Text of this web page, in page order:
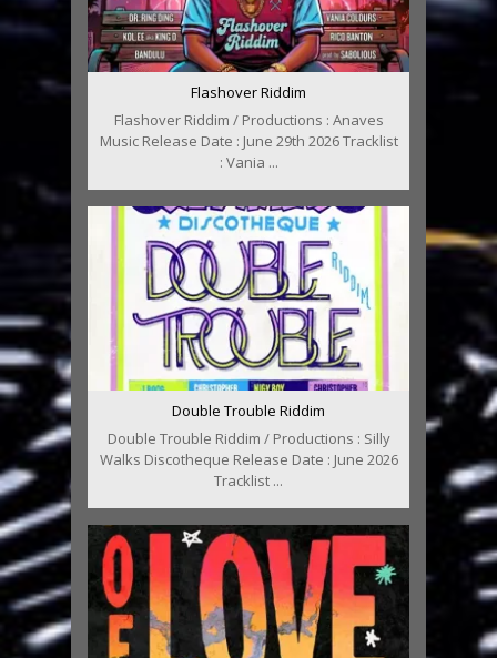
Flashover Riddim
Flashover Riddim / Productions : Anaves
Music Release Date : June 29th 2026 Tracklist
: Vania ...
Double Trouble Riddim
Double Trouble Riddim / Productions : Silly
Walks Discotheque Release Date : June 2026
Tracklist ...